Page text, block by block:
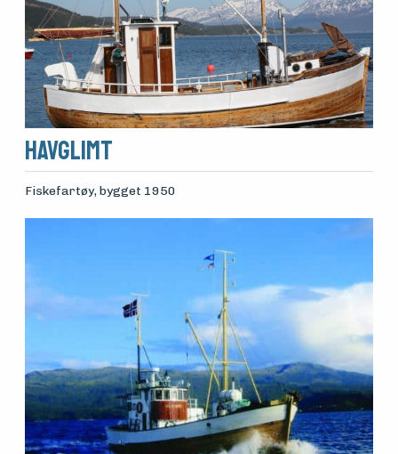
Havglimt
Fiskefartøy, bygget 1950